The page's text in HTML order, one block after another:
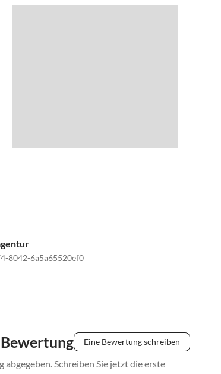
8042-6a5a65520ef0
Eine Bewertung schreiben
Schreiben Sie jetzt die erste